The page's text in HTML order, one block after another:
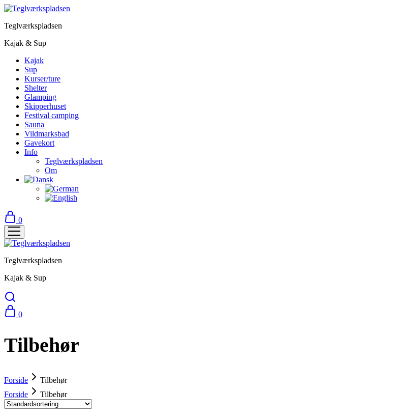
Teglværkspladsen
Kajak & Sup
Kajak
Sup
Kurser/ture
Shelter
Glamping
Skipperhuset
Festival camping
Sauna
Vildmarksbad
Gavekort
Info
Teglværkspladsen
Om
0
Teglværkspladsen
Kajak & Sup
0
Tilbehør
Forside
Tilbehør
Forside
Tilbehør